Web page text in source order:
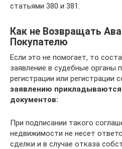
статьями 380 и 381.
Как не Возвращать
Покупателю
Если это не помогает, то
заявление в судебные органы
регистрации или регистрации
заявлению прикладываются
документов:
При подписании такого
недвижимости не несет
сделки и в случае отказа